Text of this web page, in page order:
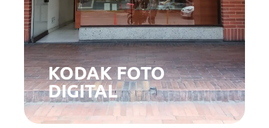
KODAK FOTO
DIGITAL